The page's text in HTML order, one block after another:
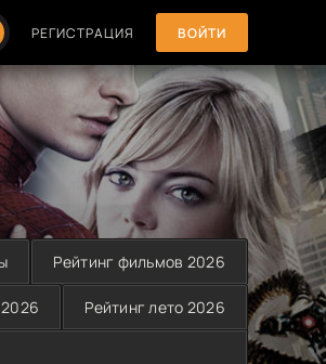
РЕГИСТРАЦИЯ ВОЙТИ
Рейтинг фильмов 2026
Рейтинг лето 2026